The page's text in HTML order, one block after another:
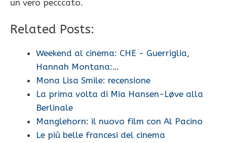
un vero pecccato.
Related Posts:
Weekend al cinema: CHE - Guerriglia,
Hannah Montana:…
Mona Lisa Smile: recensione
La prima volta di Mia Hansen-Løve alla
Berlinale
Manglehorn: il nuovo film con Al Pacino
Le più belle francesi del cinema